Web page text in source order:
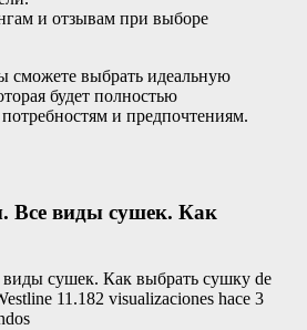
и отзывам при выборе
сможете выбрать идеальную
будет полностью
и предпочтениям.
Все виды сушек. Как
сушек. Как выбрать сушку de
11.182 visualizaciones hace 3